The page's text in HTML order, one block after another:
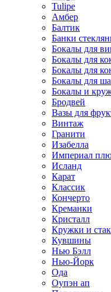
Tulipe
Амбер
Балтик
Банки
Бокалы для
Бокалы для
Бокалы для
Бокалы для
Бокалы и
Бродвей
Вазы для
Винтаж
Гранити
Изабелла
Империал
Исланд
Карат
Классик
Кончерто
Креманки
Кристалл
Кружки и
Кувшины
Нью Бэлл
Нью-Йорк
Ода
Оупэн ап